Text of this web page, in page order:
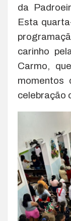
da
Esta
carinho
Carmo,
momentos
celebração